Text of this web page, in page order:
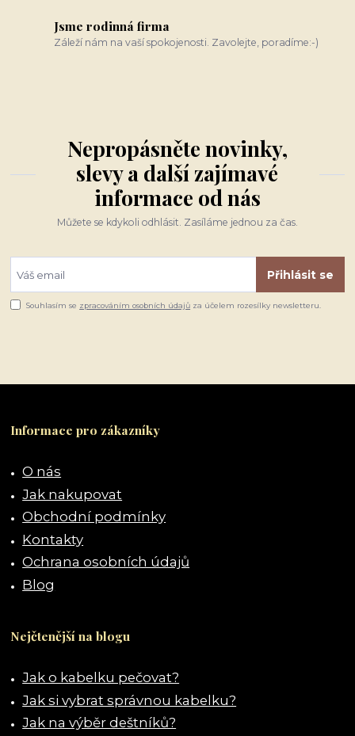
Jsme rodinná firma
Záleží nám na vaší spokojenosti. Zavolejte, poradíme:-)
Nepropásněte novinky,
slevy a další zajímavé
informace od nás
Můžete se kdykoli odhlásit. Zasíláme jednou za čas.
Přihlásit se
Souhlasím se zpracováním osobních údajů za účelem rozesílky newsletteru.
Informace pro zákazníky
O nás
Jak nakupovat
Obchodní podmínky
Kontakty
Ochrana osobních údajů
Blog
Nejčtenější na blogu
Jak o kabelku pečovat?
Jak si vybrat správnou kabelku?
Jak na výběr deštníků?